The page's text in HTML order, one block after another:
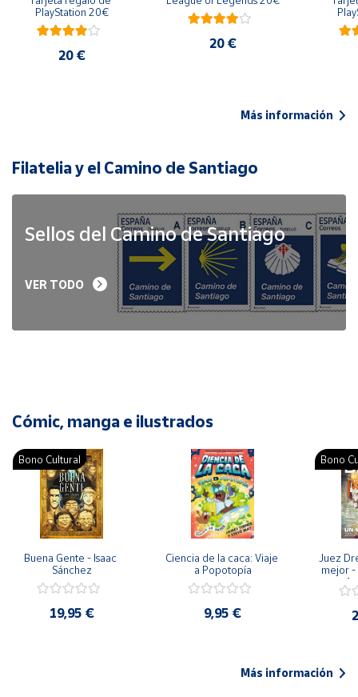
PlayStation 20€
20 €
20 €
Más información
Filatelia y el Camino de Santiago
Sellos del Camino de Santiago
VER TODO
Cómic, manga e ilustrados
Bono Cultural
Buena Gente - Isaac
Sánchez
19,95 €
Ciencia de la caca: Viaje
a Popotopía
9,95 €
Bono
Juez
mejor -
Más información